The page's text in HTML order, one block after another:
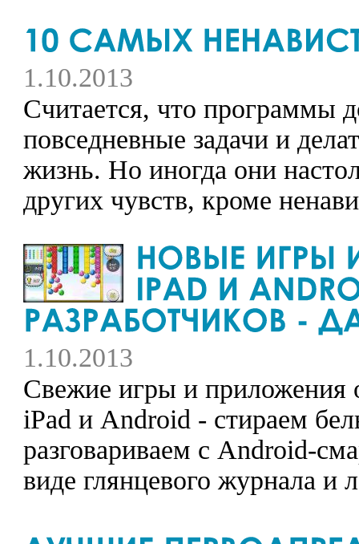
1.10.2013
Считается, что программы
повседневные задачи и
жизнь. Но иногда они
других чувств, кроме
1.10.2013
Свежие игры и приложения
iPad и Android - стираем
разговариваем с Android-
виде глянцевого журнала и